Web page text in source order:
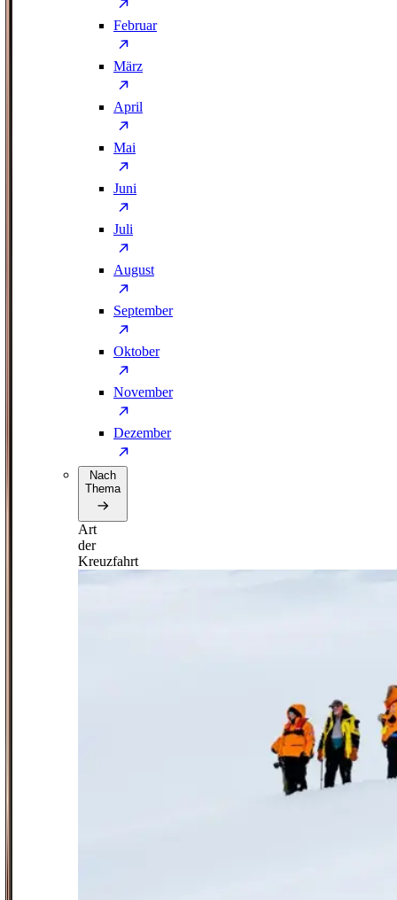
Februar
März
April
Mai
Juni
Juli
August
September
Oktober
November
Dezember
Nach
Thema
Art
der
Kreuzfahrt